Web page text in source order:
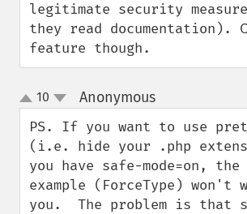
legitimate security
they read documentation).
feature though.
up
down
10 Anonymous¶
PS. If you want to use
(i.e. hide your .php
you have safe-mode=on,
example (ForceType) won't
you.  The problem is that